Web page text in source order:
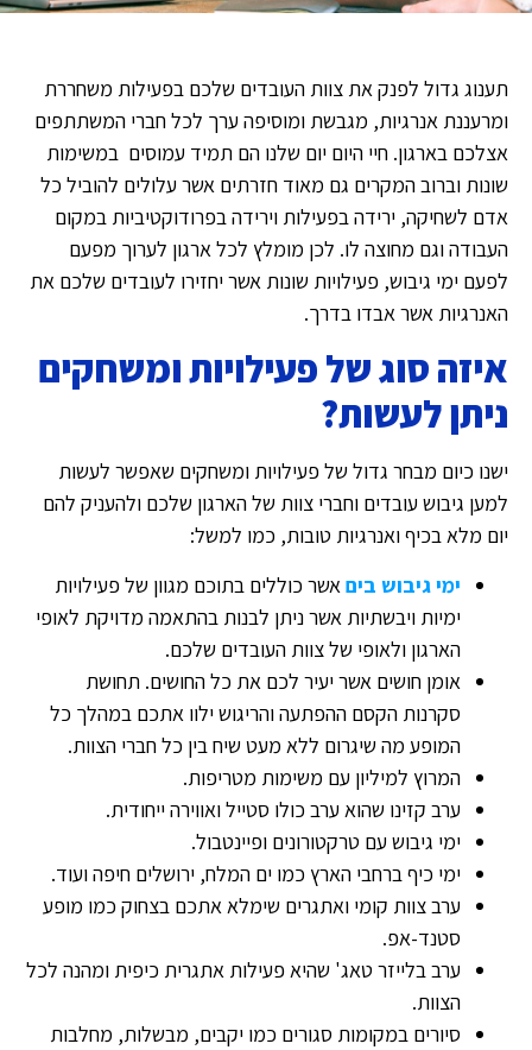
תענוג גדול לפנק את צוות העובדים שלכם בפעילות משחררת
ומרעננת אנרגיות, מגבשת ומוסיפה ערך לכל חברי המשתתפים
אצלכם בארגון. חיי היום יום שלנו הם תמיד עמוסים במשימות
שונות וברוב המקרים גם מאוד חזרתים אשר עלולים להוביל כל
אדם לשחיקה, ירידה בפעילות וירידה בפרודוקטיביות במקום
העבודה וגם מחוצה לו. לכן מומלץ לכל ארגון לערוך מפעם
לפעם ימי גיבוש, פעילויות שונות אשר יחזירו לעובדים שלכם את
האנרגיות אשר אבדו בדרך.
איזה סוג של פעילויות ומשחקים
ניתן לעשות?
ישנו כיום מבחר גדול של פעילויות ומשחקים שאפשר לעשות
למען גיבוש עובדים וחברי צוות של הארגון שלכם ולהעניק להם
יום מלא בכיף ואנרגיות טובות, כמו למשל:
ימי גיבוש ביםאשר כוללים בתוכם מגוון של פעילויות
ימיות ויבשתיות אשר ניתן לבנות בהתאמה מדויקת לאופי
הארגון ולאופי של צוות העובדים שלכם.
אומן חושים אשר יעיר לכם את כל החושים. תחושת
סקרנות הקסם ההפתעה והריגוש ילוו אתכם במהלך כל
המופע מה שיגרום ללא מעט שיח בין כל חברי הצוות.
המרוץ למיליון עם משימות מטריפות.
ערב קזינו שהוא ערב כולו סטייל ואווירה ייחודית.
ימי גיבוש עם טרקטורונים ופיינטבול.
ימי כיף ברחבי הארץ כמו ים המלח, ירושלים חיפה ועוד.
ערב צוות קומי ואתגרים שימלא אתכם בצחוק כמו מופע
סטנד-אפ.
ערב בלייזר טאג' שהיא פעילות אתגרית כיפית ומהנה לכל
הצוות.
סיורים במקומות סגורים כמו יקבים, מבשלות, מחלבות